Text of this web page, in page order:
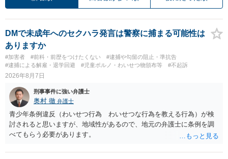
DMで未成年へのセクハラ発言は警察に捕まる可能性は
ありますか
#加害者 #前科・前歴をつけたくない
#逮捕や勾留の阻止・準抗告
#逮捕による解雇・退学回避
#児童ポルノ・わいせつ物頒布等 #不起訴
2026年8月7日
刑事事件に強い弁護士
奥村 徹 弁護士
青少年条例違反（わいせつ行為 わいせつな行為を教える行為）が検
討されると思いますが、地域性があるので、地元の弁護士に条例を調
べてもらう必要があります。